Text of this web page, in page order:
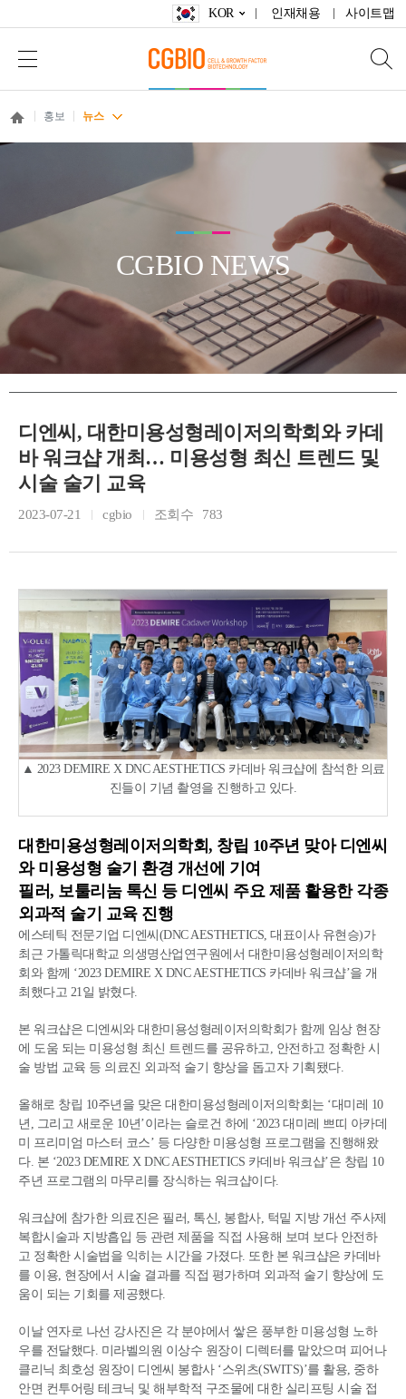
KOR 인재채용 사이트맵
홍보 뉴스
CGBIO NEWS
디엔씨, 대한미용성형레이저의학회와 카데
바 워크샵 개최… 미용성형 최신 트렌드 및
시술 술기 교육
2023-07-21 cgbio 조회수 783
▲ 2023 DEMIRE X DNC AESTHETICS 카데바 워크샵에 참석한 의료
진들이 기념 촬영을 진행하고 있다.
대한미용성형레이저의학회, 창립 10주년 맞아 디엔씨
와 미용성형 술기 환경 개선에 기여
필러, 보툴리눔 톡신 등 디엔씨 주요 제품 활용한 각종
외과적 술기 교육 진행
에스테틱 전문기업 디엔씨(DNC AESTHETICS, 대표이사 유현승)가
최근 가톨릭대학교 의생명산업연구원에서 대한미용성형레이저의학
회와 함께 ‘2023 DEMIRE X DNC AESTHETICS 카데바 워크샵’을 개
최했다고 21일 밝혔다.
본 워크샵은 디엔씨와 대한미용성형레이저의학회가 함께 임상 현장
에 도움 되는 미용성형 최신 트렌드를 공유하고, 안전하고 정확한 시
술 방법 교육 등 의료진 외과적 술기 향상을 돕고자 기획됐다.
올해로 창립 10주년을 맞은 대한미용성형레이저의학회는 ‘대미레 10
년, 그리고 새로운 10년’이라는 슬로건 하에 ‘2023 대미레 쁘띠 아카데
미 프리미엄 마스터 코스’ 등 다양한 미용성형 프로그램을 진행해왔
다. 본 ‘2023 DEMIRE X DNC AESTHETICS 카데바 워크샵’은 창립 10
주년 프로그램의 마무리를 장식하는 워크샵이다.
워크샵에 참가한 의료진은 필러, 톡신, 봉합사, 턱밑 지방 개선 주사제
복합시술과 지방흡입 등 관련 제품을 직접 사용해 보며 보다 안전하
고 정확한 시술법을 익히는 시간을 가졌다. 또한 본 워크샵은 카데바
를 이용, 현장에서 시술 결과를 직접 평가하며 외과적 술기 향상에 도
움이 되는 기회를 제공했다.
이날 연자로 나선 강사진은 각 분야에서 쌓은 풍부한 미용성형 노하
우를 전달했다. 미라벨의원 이상수 원장이 디렉터를 맡았으며 피어나
클리닉 최호성 원장이 디엔씨 봉합사 ‘스위츠(SWITS)’를 활용, 중하
안면 컨투어링 테크닉 및 해부학적 구조물에 대한 실리프팅 시술 접